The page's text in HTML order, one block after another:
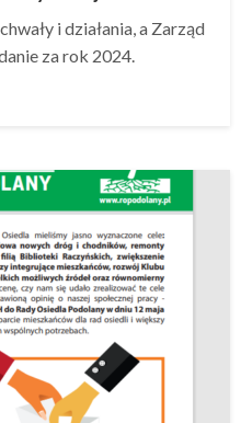
i działania, a Zarząd
za rok 2024.